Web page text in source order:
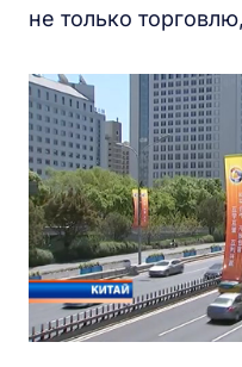
не только